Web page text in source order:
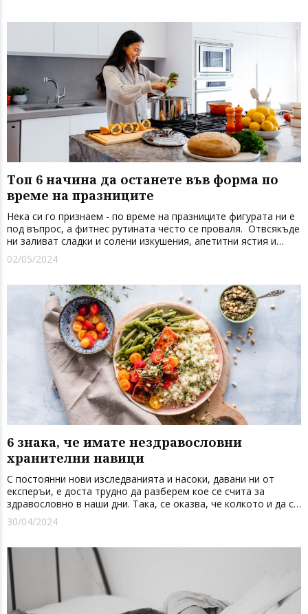
Топ 6 начина да останете във форма по
време на празниците
Нека си го признаем - по време на празниците фигурата ни е
под въпрос, а фитнес рутината често се проваля. Отвсякъде
ни заливат сладки и солени изкушения, апетитни ястия и
отрупани маси, а коктейлите и напитките са в изобилие. Това
не означава, че трябва напълно да се откажете от ...
02/05/2024
6 знака, че имате нездравословни
хранителни навици
С постоянни нови изследванията и насоки, давани ни от
експеръи, е доста трудно да разберем кое се счита за
здравословно в наши дни. Така, се оказва, че колкото и да се
опитвате да се храните добре, може да грешите, без дори са
осъзнавате. Ето защо е добре да следите за някои
30/04/2024